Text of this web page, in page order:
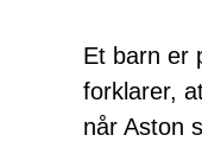
Et barn er
forklarer,
når Aston